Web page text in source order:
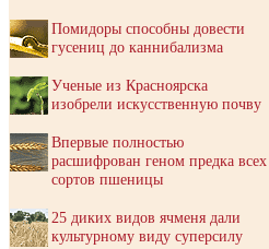
Помидоры способны довести
гусениц до каннибализма
Ученые из Красноярска
изобрели искусственную почву
Впервые полностью
расшифрован геном предка всех
сортов пшеницы
25 диких видов ячменя дали
культурному виду суперсилу